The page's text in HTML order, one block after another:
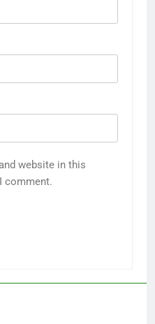
website in this
comment.